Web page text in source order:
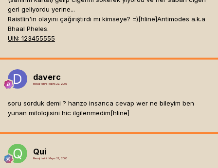
geri geliyordu yerine...
Raistlin'in olayını çağırıştırdı mı kimseye? =)[hline]Antimodes a.k.a
Bhaal Pheles.
UIN: 123455555
daverc
Mesaj tarihi: Mayıs 22, 2003
soru sorduk demi ? hanzo insanca cevap wer ne bileyim ben
yunan mitolojisini hic ilgilenmedim[hline]
Qui
Mesaj tarihi: Mayıs 22, 2003